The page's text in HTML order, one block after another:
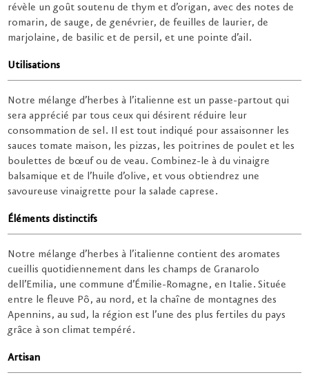
révèle un goût soutenu de thym et d’origan, avec des notes de
romarin, de sauge, de genévrier, de feuilles de laurier, de
marjolaine, de basilic et de persil, et une pointe d’ail.
Utilisations
Notre mélange d’herbes à l’italienne est un passe-partout qui
sera apprécié par tous ceux qui désirent réduire leur
consommation de sel. Il est tout indiqué pour assaisonner les
sauces tomate maison, les pizzas, les poitrines de poulet et les
boulettes de bœuf ou de veau. Combinez-le à du vinaigre
balsamique et de l’huile d’olive, et vous obtiendrez une
savoureuse vinaigrette pour la salade caprese.
Éléments distinctifs
Notre mélange d’herbes à l’italienne contient des aromates
cueillis quotidiennement dans les champs de Granarolo
dell’Emilia, une commune d’Émilie-Romagne, en Italie. Située
entre le fleuve Pô, au nord, et la chaîne de montagnes des
Apennins, au sud, la région est l’une des plus fertiles du pays
grâce à son climat tempéré.
Artisan